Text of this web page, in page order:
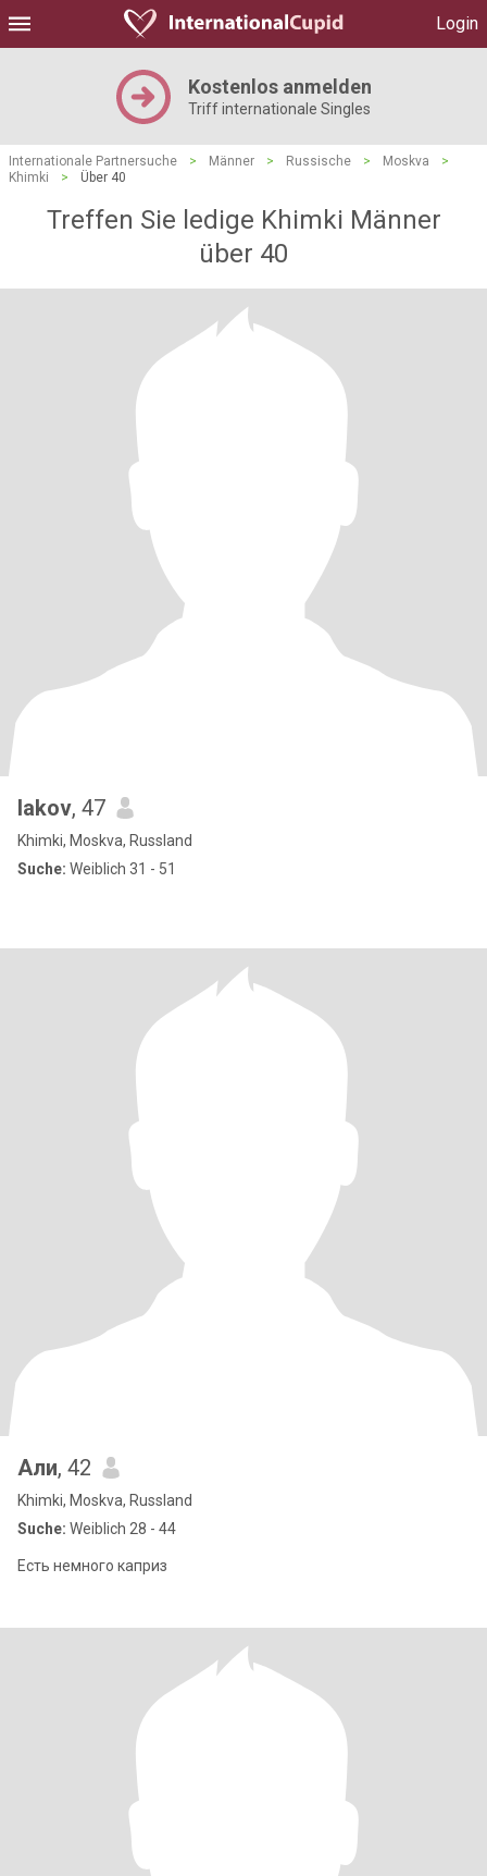
Login
Kostenlos anmelden
Triff internationale Singles
Internationale Partnersuche > Männer > Russische > Moskva
>
Khimki
> Über 40
Treffen Sie ledige Khimki Männer
über 40
Iakov, 47
Khimki, Moskva, Russland
Suche: Weiblich 31 - 51
Али, 42
Khimki, Moskva, Russland
Suche: Weiblich 28 - 44
Есть немного каприз